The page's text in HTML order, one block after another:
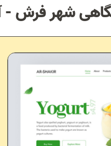
شهر فرش -